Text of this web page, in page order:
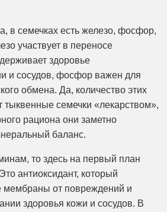
в семечках есть железо, фосфор,
участвует в переносе
здоровье
и сосудов, фосфор важен для
обмена. Да, количество этих
тыквенные семечки «лекарством»,
рациона они заметно
баланс.
то здесь на первый план
антиоксидант, который
мембраны от повреждений и
здоровья кожи и сосудов. В